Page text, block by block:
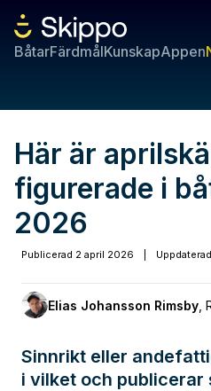
BåtarFärdmålKunskapAppen
Här är
figurerade i
2026
Publicerad 2 april 2026 Uppdaterad
Elias Johansson Rimsby
Sinnrikt eller
i vilket och publicerar